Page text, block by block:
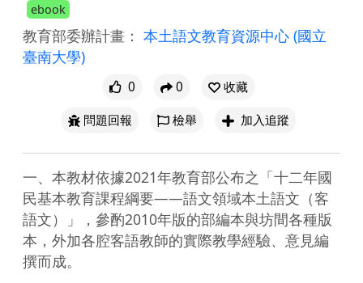
ebook
教育部委辦計畫： 本土語文教育資源中心 (國立
臺南大學)
0 0
收藏
問題回報
檢舉 加入追蹤
一、本教材依據2021年教育部公布之「十二年國
民基本教育課程綱要——語文領域本土語文（客
語文）」，參酌2010年版的部編本與坊間各種版
本，外加各腔客語教師的實際教學經驗、意見編
撰而成。